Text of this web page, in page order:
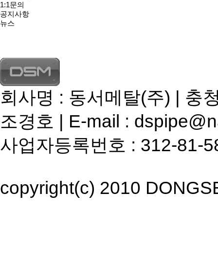
1:1문의
공지사항
뉴스
회사명 : 동서메탈(주) | 충
조경호 | E-mail :
사업자등록번호 : 312-81-
copyright(c) 2010